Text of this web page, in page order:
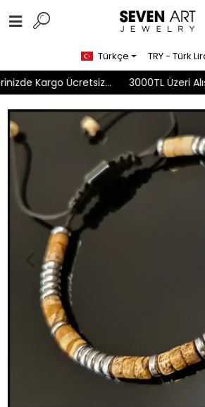
Kargo Ücretsiz... 3000TL Üzeri
Türkçe TRY - Türk